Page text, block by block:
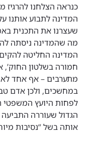
שעצרנו את התכנית
מה שהמדינה ניסתה
המדינה החליטה
חמורה בשלטון החוק’,
מתערבים – אף אחד
במחשכים, ולכן אדם
לפחות היועץ המשפטי
הגדול שעוררה
אותה בשל “נסיבות